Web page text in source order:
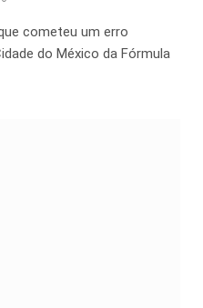
cometeu um erro
do México da Fórmula